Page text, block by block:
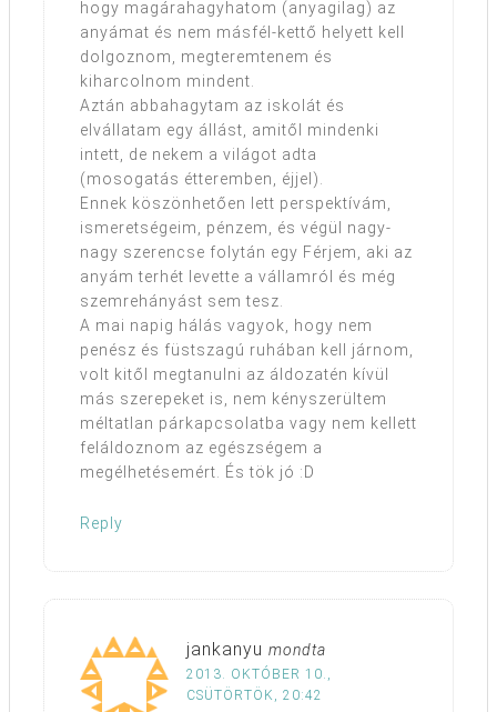
hogy magárahagyhatom (anyagilag) az
anyámat és nem másfél-kettő helyett kell
dolgoznom, megteremtenem és
kiharcolnom mindent.
Aztán abbahagytam az iskolát és
elvállatam egy állást, amitől mindenki
intett, de nekem a világot adta
(mosogatás étteremben, éjjel).
Ennek köszönhetően lett perspektívám,
ismeretségeim, pénzem, és végül nagy-
nagy szerencse folytán egy Férjem, aki az
anyám terhét levette a vállamról és még
szemrehányást sem tesz.
A mai napig hálás vagyok, hogy nem
penész és füstszagú ruhában kell járnom,
volt kitől megtanulni az áldozatén kívül
más szerepeket is, nem kényszerültem
méltatlan párkapcsolatba vagy nem kellett
feláldoznom az egészségem a
megélhetésemért. És tök jó :D
Reply
jankanyu mondta
2013. OKTÓBER 10.,
CSÜTÖRTÖK, 20:42